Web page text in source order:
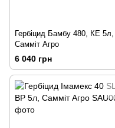
Гербіцид Бамбу 480, КЕ 5л,
Самміт Агро
6 040 грн